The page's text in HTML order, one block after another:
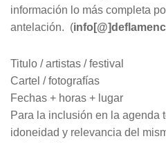
información lo más completa
antelación. (
Titulo / artistas / festival
Cartel / fotografías
Fechas + horas + lugar
Para la inclusión en la agenda
idoneidad y relevancia del